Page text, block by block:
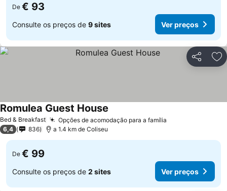
De € 93
Consulte os preços de 9 sites Ver preços
Partilhar
Bed & Breakfast Opções de acomodação para a família
Romulea Guest House
6,4 836 a 1.4 km de Coliseu
De € 99
Consulte os preços de 2 sites Ver preços